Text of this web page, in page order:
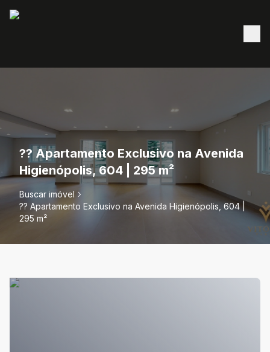
?? Apartamento Exclusivo na Avenida
Higienópolis, 604 | 295 m²
Buscar imóvel
?? Apartamento Exclusivo na Avenida Higienópolis, 604 |
295 m²